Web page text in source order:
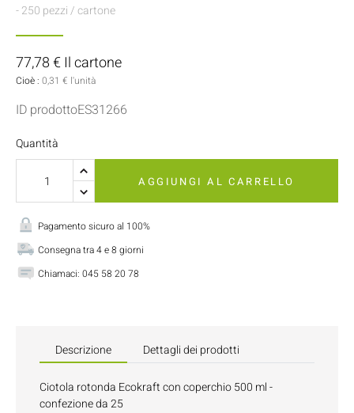
- 250 pezzi / cartone
77,78 € Il cartone
Cioè : 0,31 € l'unità
ID prodottoES31266
Quantità
AGGIUNGI AL CARRELLO
Pagamento sicuro al 100%
Consegna tra 4 e 8 giorni
Chiamaci: 045 58 20 78
Descrizione Dettagli dei prodotti
Ciotola rotonda Ecokraft con coperchio 500 ml -
confezione da 25